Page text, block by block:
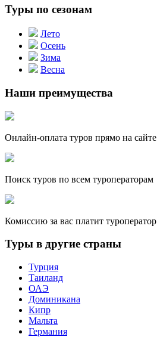
Туры по сезонам
Лето
Осень
Зима
Весна
Наши преимущества
Онлайн-оплата туров прямо на сайте
Поиск туров по всем туроператорам
Комиссию за вас платит туроператор
Туры в другие страны
Турция
Таиланд
ОАЭ
Доминикана
Кипр
Мальта
Германия